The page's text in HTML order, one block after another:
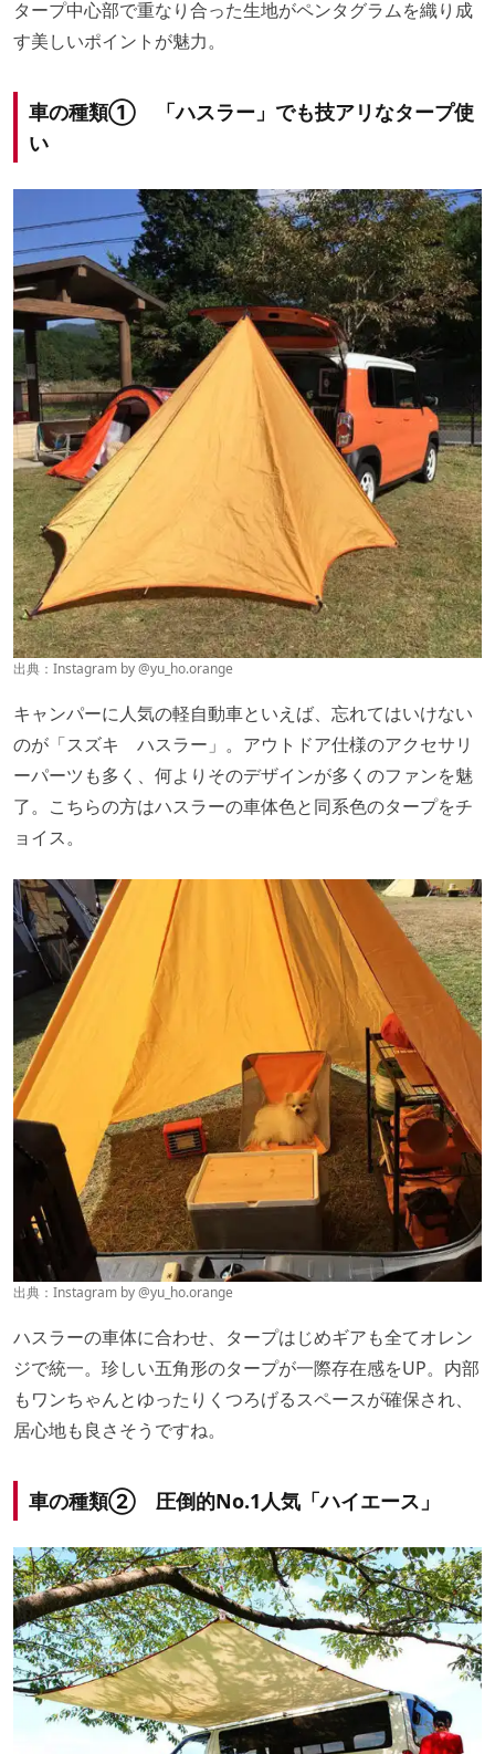
タープ中心部で重なり合った生地がペンタグラムを織り成
す美しいポイントが魅力。
車の種類① 「ハスラー」でも技アリなタープ使
い
出典：Instagram by @yu_ho.orange
キャンパーに人気の軽自動車といえば、忘れてはいけない
のが「スズキ ハスラー」。アウトドア仕様のアクセサリ
ーパーツも多く、何よりそのデザインが多くのファンを魅
了。こちらの方はハスラーの車体色と同系色のタープをチ
ョイス。
出典：Instagram by @yu_ho.orange
ハスラーの車体に合わせ、タープはじめギアも全てオレン
ジで統一。珍しい五角形のタープが一際存在感をUP。内部
もワンちゃんとゆったりくつろげるスペースが確保され、
居心地も良さそうですね。
車の種類② 圧倒的No.1人気「ハイエース」